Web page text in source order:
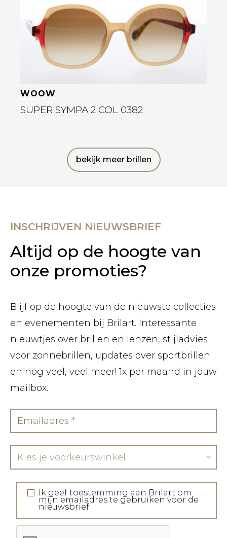
WOOW
SUPER SYMPA 2 COL 0382
bekijk meer brillen
INSCHRIJVEN NIEUWSBRIEF
Altijd op de hoogte van
onze promoties?
Blijf op de hoogte van de nieuwste collecties
en evenementen bij Brilart. Interessante
nieuwtjes over brillen en lenzen, stijladvies
voor zonnebrillen, updates over sportbrillen
en nog veel, veel meer! 1x per maand in jouw
mailbox.
Kies je voorkeurswinkel
Ik geef toestemming aan Brilart om
mijn emailadres te gebruiken voor de
nieuwsbrief